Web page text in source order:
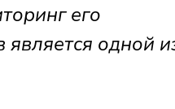
его
является одной